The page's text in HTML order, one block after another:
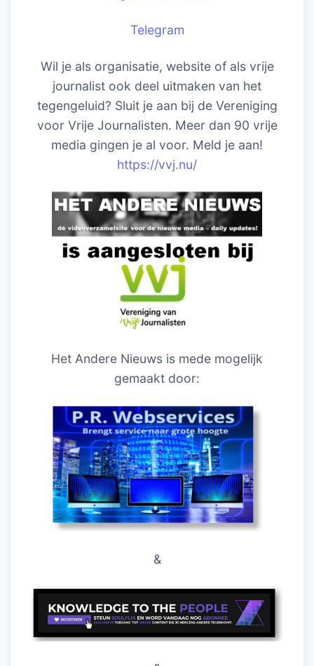
Telegram
Wil je als organisatie, website of als vrije
journalist ook deel uitmaken van het
tegengeluid? Sluit je aan bij de Vereniging
voor Vrije Journalisten. Meer dan 90 vrije
media gingen je al voor. Meld je aan!
https://vvj.nu/
Het Andere Nieuws is mede mogelijk
gemaakt door:
&